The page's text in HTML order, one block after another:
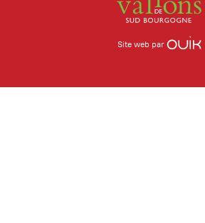
Site web par